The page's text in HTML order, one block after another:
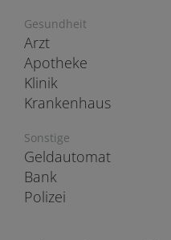
Gesundheit
Arzt
Apotheke
Klinik
Krankenhaus
Sonstige
Geldautomat
Bank
Polizei